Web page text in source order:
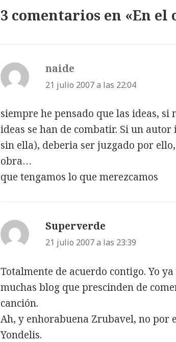
3 comentarios en «En el
naide
21 julio 2007 a las 22:04
siempre he pensado que las ideas, si
ideas se han de combatir. Si un
sin ella), deberia ser juzgado por
obra…
que tengamos lo que merezcamos
Superverde
21 julio 2007 a las 23:39
Totalmente de acuerdo contigo. Yo
muchas blog que prescinden de
canción.
Ah, y enhorabuena Zrubavel, no por
Yondelis.